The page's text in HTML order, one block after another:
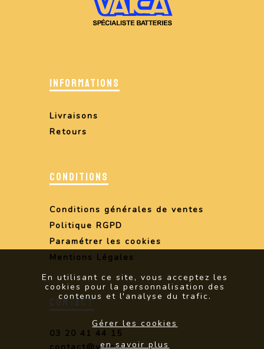
INFORMATIONS
Livraisons
Retours
CONDITIONS
Conditions générales de ventes
Politique RGPD
Paramétrer les cookies
Mentions Légales
CONTACT
03 20 41 44 15
En utilisant ce site, vous acceptez les
cookies pour la personnalisation des
contenus et l'analyse du trafic.
Gérer les cookies
en savoir plus